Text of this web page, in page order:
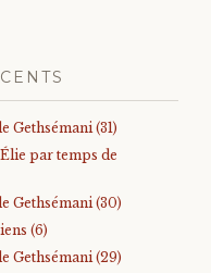
Gethsémani (31)
par temps de
Gethsémani (30)
(6)
Gethsémani (29)